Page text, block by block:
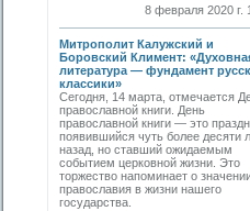
8 февраля 2020 г.
Митрополит Калужский и
Боровский Климент:
литература — фундамент
классики»
Сегодня, 14 марта, отмечается
православной книги. День
православной книги — это
появившийся чуть более десяти
назад, но ставший ожидаемым
событием церковной жизни. Это
торжество напоминает о
православия в жизни нашего
государства.